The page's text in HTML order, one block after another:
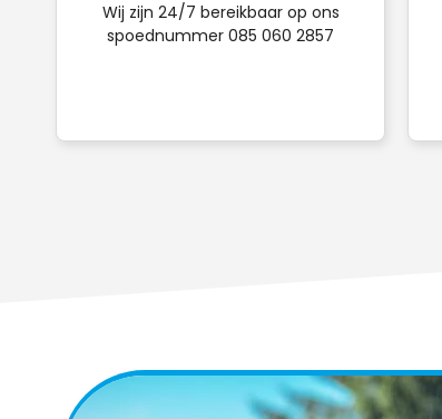
Wij zijn 24/7 bereikbaar op ons
spoednummer 085 060 2857